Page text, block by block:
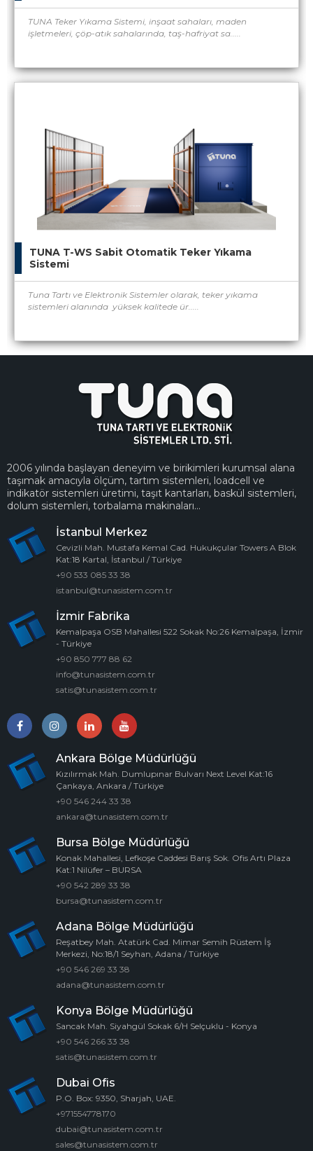
TUNA Teker Yıkama Sistemi, inşaat sahaları, maden
işletmeleri, çöp-atık sahalarında, taş-hafriyat sa.....
TUNA T-WS Sabit Otomatik Teker Yıkama
Sistemi
Tuna Tartı ve Elektronik Sistemler olarak, teker yıkama
sistemleri alanında yüksek kalitede ür.....
2006 yılında başlayan deneyim ve birikimleri kurumsal alana
taşımak amacıyla ölçüm, tartım sistemleri, loadcell ve
indikatör sistemleri üretimi, taşıt kantarları, baskül sistemleri,
dolum sistemleri, torbalama makinaları...
İstanbul Merkez
Cevizli Mah. Mustafa Kemal Cad. Hukukçular Towers A Blok
Kat:18 Kartal, İstanbul / Türkiye
+90 533 085 33 38
istanbul@tunasistem.com.tr
İzmir Fabrika
Kemalpaşa OSB Mahallesi 522 Sokak No:26 Kemalpaşa, İzmir
- Türkiye
+90 850 777 88 62
info@tunasistem.com.tr
satis@tunasistem.com.tr
Ankara Bölge Müdürlüğü
Kızılırmak Mah. Dumlupınar Bulvarı Next Level Kat:16
Çankaya, Ankara / Türkiye
+90 546 244 33 38
ankara@tunasistem.com.tr
Bursa Bölge Müdürlüğü
Konak Mahallesi, Lefkoşe Caddesi Barış Sok. Ofis Artı Plaza
Kat:1 Nilüfer – BURSA
+90 542 289 33 38
bursa@tunasistem.com.tr
Adana Bölge Müdürlüğü
Reşatbey Mah. Atatürk Cad. Mimar Semih Rüstem İş
Merkezi, No:18/1 Seyhan, Adana / Türkiye
+90 546 269 33 38
adana@tunasistem.com.tr
Konya Bölge Müdürlüğü
Sancak Mah. Siyahgül Sokak 6/H Selçuklu - Konya
+90 546 266 33 38
satis@tunasistem.com.tr
Dubai Ofis
P.O. Box: 9350, Sharjah, UAE.
+971554778170
dubai@tunasistem.com.tr
sales@tunasistem.com.tr